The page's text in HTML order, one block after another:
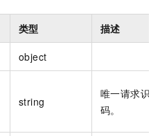
类型 描述
object
string
唯一请求识别
码。